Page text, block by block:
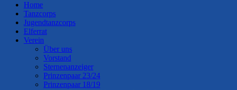
Home
Tanzcorps
Jugendtanzcorps
Elferrat
Verein
Über uns
Vorstand
Sternenanzeiger
Prinzenpaar 23/24
Prinzenpaar 18/19